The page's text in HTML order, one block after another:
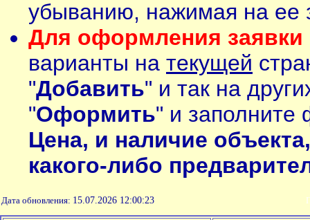
убыванию, нажимая на ее
Для оформления заявки
варианты на текущей
"Добавить" и так на
"Оформить" и заполните
Цена, и наличие
какого-либо
Дата обновления: 15.07.2026 12:00:23